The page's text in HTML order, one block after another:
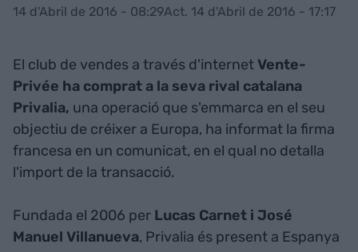
14 d'Abril de 2016 - 08:29Act. 14 d'Abril de 2016 - 17:17
El club de vendes a través d'internet Vente-
Privée ha comprat a la seva rival catalana
Privalia, una operació que s'emmarca en el seu
objectiu de créixer a Europa, ha informat la firma
francesa en un comunicat, en el qual no detalla
l'import de la transacció.
Fundada el 2006 per Lucas Carnet i José
Manuel Villanueva, Privalia és present a Espanya